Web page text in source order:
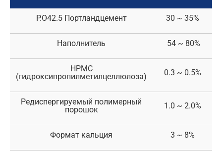
P.O42.5 Портландцемент 30 ~ 35%
Наполнитель 54 ~ 80%
HPMC
(гидроксипропилметилцеллюлоза)
0.3 ~ 0.5%
Редиспергируемый полимерный
порошок
1.0 ~ 2.0%
Формат кальция 3 ~ 8%